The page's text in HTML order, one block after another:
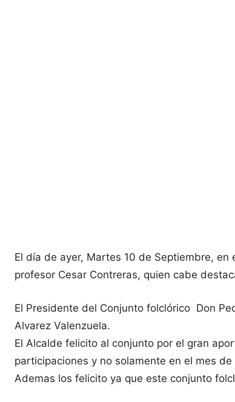
El día de ayer, Martes 10 de Septiembre,
profesor Cesar Contreras, quien cabe
El Presidente del Conjunto folclórico Don
Alvarez Valenzuela.
El Alcalde felicito al conjunto por el gran
participaciones y no solamente en el mes
Ademas los felicito ya que este conjunto